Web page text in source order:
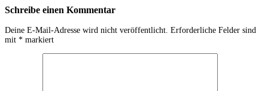
Schreibe einen Kommentar
Deine E-Mail-Adresse wird nicht veröffentlicht. Erforderliche Felder sind
mit * markiert